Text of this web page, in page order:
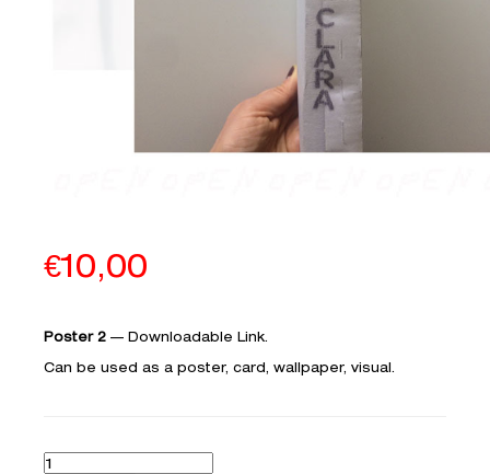
€10,00
Poster 2 — Downloadable Link.
Can be used as a poster, card, wallpaper, visual.­­­­
Quantity